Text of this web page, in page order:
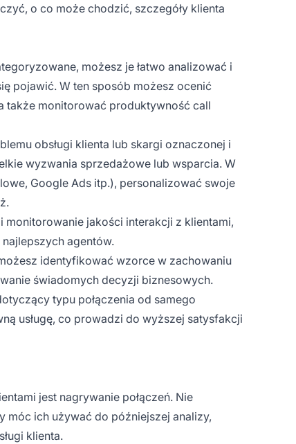
o co może chodzić, szczegóły klienta
możesz je łatwo analizować i
pojawić. W ten sposób możesz ocenić
także monitorować produktywność call
obsługi klienta lub skargi oznaczonej i
wyzwania sprzedażowe lub wsparcia. W
Google Ads itp.), personalizować swoje
monitorowanie jakości interakcji z klientami,
agentów.
identyfikować wzorce w zachowaniu
świadomych decyzji biznesowych.
typu połączenia od samego
usługę, co prowadzi do wyższej satysfakcji
jest nagrywanie połączeń. Nie
móc ich używać do późniejszej analizy,
klienta.